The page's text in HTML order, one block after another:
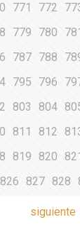
771 772
779 780 781
787 788
795 796
803 804
811 812
819 820 821
826 827 828
siguiente